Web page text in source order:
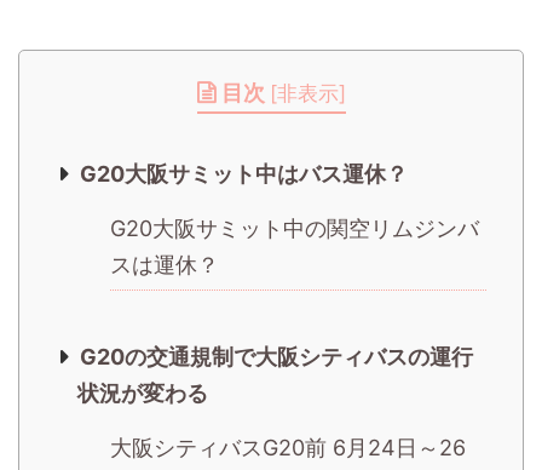
目次 [非表示]
G20大阪サミット中はバス運休？
G20大阪サミット中の関空リムジンバ
スは運休？
G20の交通規制で大阪シティバスの運行
状況が変わる
大阪シティバスG20前 6月24日～26